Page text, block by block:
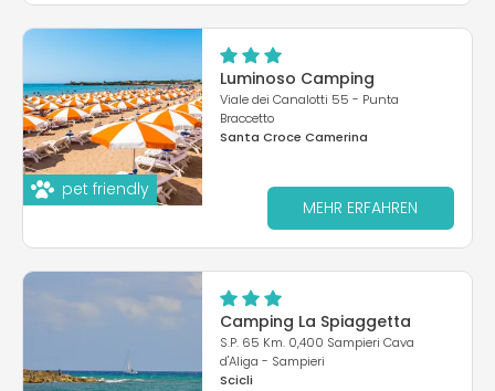
pet friendly
Luminoso Camping
Viale dei Canalotti 55 - Punta
Braccetto
Santa Croce Camerina
MEHR ERFAHREN
Camping La Spiaggetta
S.P. 65 Km. 0,400 Sampieri Cava
d'Aliga - Sampieri
Scicli